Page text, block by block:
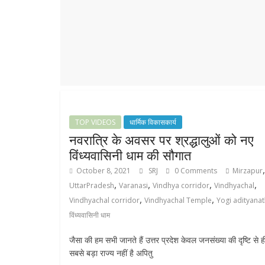
TOP VIDEOS धार्मिक विकासकार्य
नवरात्रि के अवसर पर श्रद्धालुओं को नए
विंध्यवासिनी धाम की सौगात
October 8, 2021 SRJ 0 Comments Mirzapur,
UttarPradesh, Varanasi, Vindhya corridor, Vindhyachal,
Vindhyachal corridor, Vindhyachal Temple, Yogi
विंध्यवासिनी धाम
जैसा की हम सभी जानते हैं उत्तर प्रदेश केवल जनसंख्या की दृष्टि से
सबसे बड़ा राज्य नहीं है अपितु